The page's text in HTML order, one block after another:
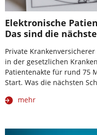
Elektronische
Das sind die
Private
in der gesetzlichen
Patientenakte für rund 75
Start. Was die nächsten
mehr